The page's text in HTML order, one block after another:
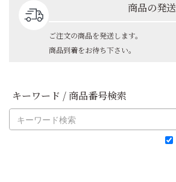
商品の発送
ご注文の商品を発送します。
商品到着をお待ち下さい。
キーワード / 商品番号検索